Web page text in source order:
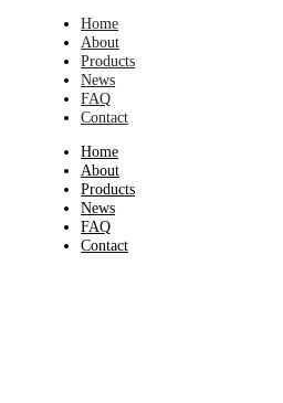
Home
About
Products
News
FAQ
Contact
Home
About
Products
News
FAQ
Contact